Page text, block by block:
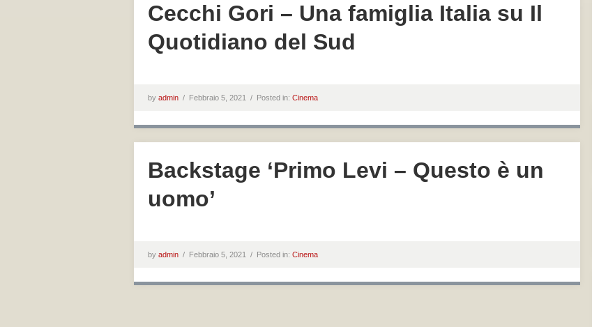
Cecchi Gori – Una famiglia Italia su Il
Quotidiano del Sud
by admin / Febbraio 5, 2021 / Posted in: Cinema
Backstage ‘Primo Levi – Questo è un
uomo’
by admin / Febbraio 5, 2021 / Posted in: Cinema